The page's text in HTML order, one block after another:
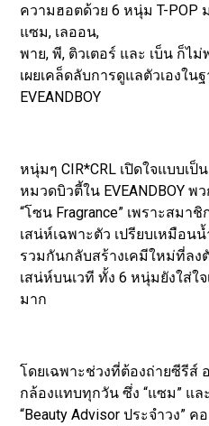
ความฮอตด้วย 6 หนุ่ม T-POP
แซม, เลออน,
พาย, พี, ติวเตอร์ และ เบ็น ก็ไ
เผยเคล็ดลับการดูแลตัวเองใน
EVEANDBOY
หนุ่มๆ CIR*CRL เปิดใจแบบเป็
หมวดบิวตี้ใน EVEANDBOY พ
“โซน Fragrance” เพราะสม
เสน่ห์เฉพาะตัว เปรียบเหมือ
รวมกันกลับสร้างเคมีใหม่ที่ลง
เสน่ห์บนเวที ทั้ง 6 หนุ่มยังใส่ใ
มาก
โดยเฉพาะช่วงที่ต้องถ่ายซีรีส์
กล้องแทบทุกวัน ซึ่ง “แซม” แล
“Beauty Advisor ประจำวง”